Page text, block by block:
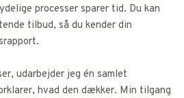
processer sparer tid. Du kan
tilbud, så du kender din
udarbejder jeg én samlet
hvad den dækker. Min tilgang